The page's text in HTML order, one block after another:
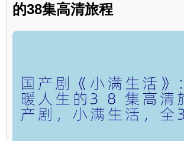
的38集高清旅程